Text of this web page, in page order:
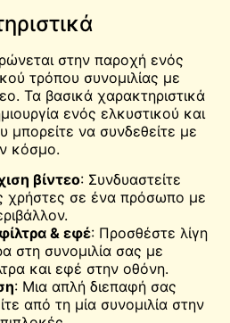
στην παροχή ενός
τρόπου συνομιλίας με
Τα βασικά χαρακτηριστικά
ενός ελκυστικού και
μπορείτε να συνδεθείτε με
κόσμο.
βίντεο: Συνδυαστείτε
χρήστες σε ένα πρόσωπο με
& εφέ: Προσθέστε λίγη
στη συνομιλία σας με
και εφέ στην οθόνη.
: Μια απλή διεπαφή σας
από τη μία συνομιλία στην